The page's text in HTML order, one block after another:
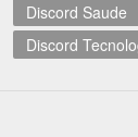
Discord Saude
Discord